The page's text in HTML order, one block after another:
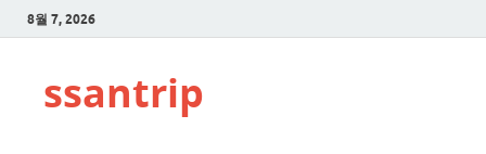
8월 7, 2026
ssantrip